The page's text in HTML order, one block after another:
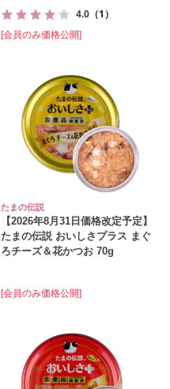
4.0 （1）
[会員のみ価格公開]
たまの伝説
【2026年8月31日価格改定予定】
たまの伝説 おいしさプラス まぐ
ろチーズ＆花かつお 70g
[会員のみ価格公開]